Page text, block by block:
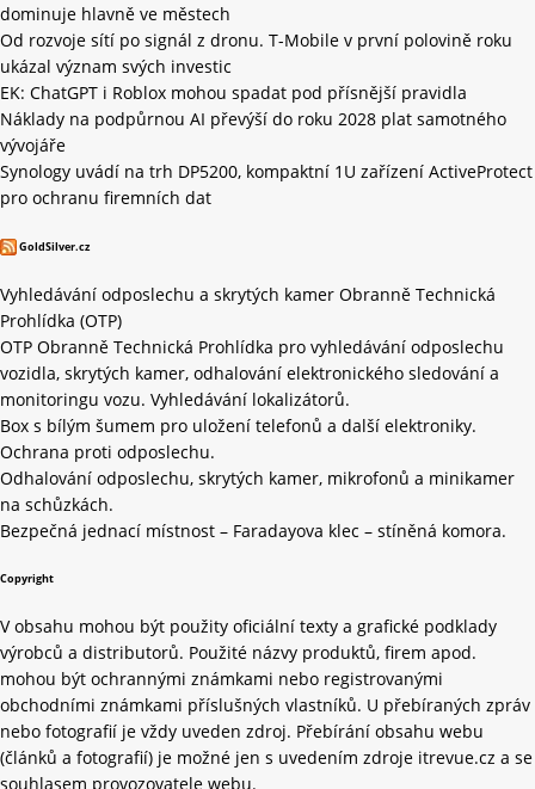
dominuje hlavně ve městech
Od rozvoje sítí po signál z dronu. T-Mobile v první polovině roku
ukázal význam svých investic
EK: ChatGPT i Roblox mohou spadat pod přísnější pravidla
Náklady na podpůrnou AI převýší do roku 2028 plat samotného
vývojáře
Synology uvádí na trh DP5200, kompaktní 1U zařízení ActiveProtect
pro ochranu firemních dat
GoldSilver.cz
Vyhledávání odposlechu a skrytých kamer Obranně Technická
Prohlídka (OTP)
OTP Obranně Technická Prohlídka pro vyhledávání odposlechu
vozidla, skrytých kamer, odhalování elektronického sledování a
monitoringu vozu. Vyhledávání lokalizátorů.
Box s bílým šumem pro uložení telefonů a další elektroniky.
Ochrana proti odposlechu.
Odhalování odposlechu, skrytých kamer, mikrofonů a minikamer
na schůzkách.
Bezpečná jednací místnost – Faradayova klec – stíněná komora.
Copyright
V obsahu mohou být použity oficiální texty a grafické podklady
výrobců a distributorů. Použité názvy produktů, firem apod.
mohou být ochrannými známkami nebo registrovanými
obchodními známkami příslušných vlastníků. U přebíraných zpráv
nebo fotografií je vždy uveden zdroj. Přebírání obsahu webu
(článků a fotografií) je možné jen s uvedením zdroje itrevue.cz a se
souhlasem provozovatele webu.